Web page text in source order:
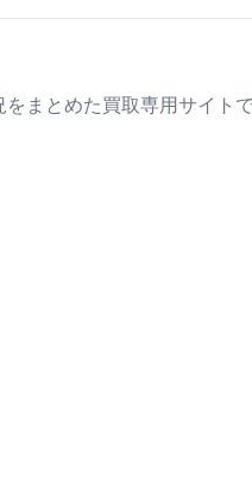
まとめた買取専用サイトで